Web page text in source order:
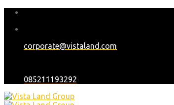
Skip
content
corporate@vistaland.com
085211193292